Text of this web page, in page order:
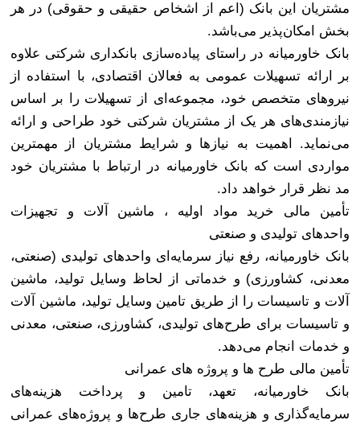
مشتریان این بانک (اعم از اشخاص حقیقی و حقوقی) در هر
بخش امکان‌پذیر می‌باشد.
بانک خاورمیانه در راستای پیاده‌سازی بانکداری شرکتی علاوه
بر ارائه تسهیلات عمومی به فعالان اقتصادی، با استفاده از
نیروهای متخصص خود، مجموعه‌ای از تسهیلات را بر اساس
نیازمندی‌های هر یک از مشتریان شرکتی خود طراحی و ارائه
می‌نماید. اهمیت به نیازها و شرایط مشتریان از مهمترین
مواردی است که بانک خاورمیانه در ارتباط با مشتریان خود
مد نظر قرار خواهد داد.
تأمین مالی خرید مواد اولیه ، ماشین آلات و تجهیزات
واحدهای تولیدی و صنعتی
بانک خاورمیانه، رفع نیاز سرمایه‌ای واحدهای تولیدی (صنعتی،
معدنی، کشاورزی) و خدماتی از لحاظ وسایل تولید، ماشین
آلات و تاسیسات را از طریق تامین وسایل تولید، ماشین آلات
و تاسیسات برای طرح‌های تولیدی، کشاورزی، صنعتی، معدنی
و خدمات انجام می‌‌دهد.
تأمین مالی طرح ها و پروژه های عمرانی
بانک خاورمیانه، تعهد، تامین و پرداخت هزینه‌های
سرمایه‌گذاری و هزینه‌های جاری طرح‌ها و پروژه‌های عمرانی